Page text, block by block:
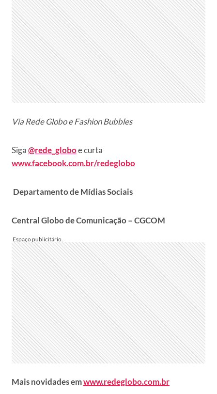
Via Rede Globo e Fashion Bubbles
Siga@rede_globoe curta
www.facebook.com.br/redeglobo
Departamento de Mídias Sociais
Central Globo de Comunicação – CGCOM
Mais novidades emwww.redeglobo.com.br